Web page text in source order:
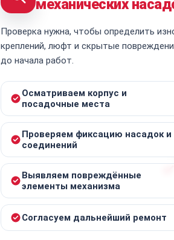
механических
Проверка нужна, чтобы определить
креплений, люфт и скрытые
до начала работ.
Осматриваем корпус и
посадочные места
Проверяем фиксацию насадок и
соединений
Выявляем повреждённые
элементы механизма
Согласуем дальнейший ремонт